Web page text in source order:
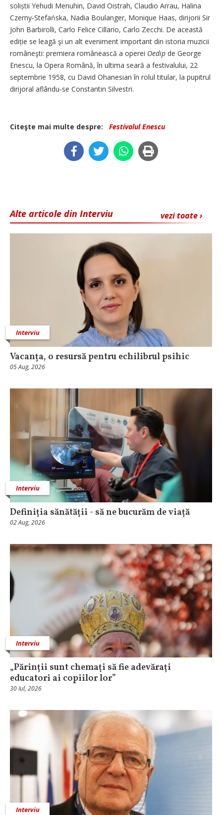
soliștii Yehudi Menuhin, David Oistrah, Claudio Arrau, Halina
Czerny‑Stefańska, Nadia Boulanger, Monique Haas, dirijorii Sir
John Barbirolli, Carlo Felice Cillario, Carlo Zecchi. De această
ediție se leagă şi un alt eveniment important din istoria muzicii
româneşti: premiera românească a operei Oedip de George
Enescu, la Opera Română, în ultima seară a festivalului, 22
septembrie 1958, cu David Ohanesian în rolul titular, la pupitrul
dirijoral aflându‑se Constantin Silvestri.
Citeşte mai multe despre: Festivalul Enescu
vezi toate ›
Alte articole din Interviu
Interviu
Vacanța, o resursă pentru echilibrul psihic
05 Aug, 2026
Interviu
Definiția sănătății - să ne bucurăm de viață
02 Aug, 2026
Interviu
„Părinții sunt chemați să fie adevărați
educatori ai copiilor lor”
30 Iul, 2026
Interviu